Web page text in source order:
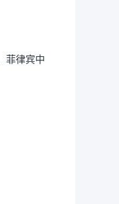
菲律宾中